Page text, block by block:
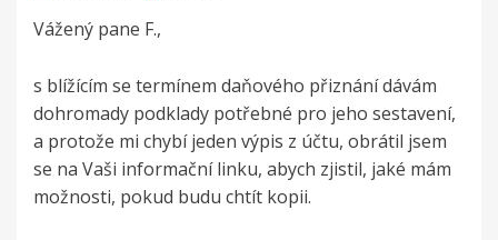
Vážený pane F.,
s blížícím se termínem daňového přiznání dávám
dohromady podklady potřebné pro jeho sestavení,
a protože mi chybí jeden výpis z účtu, obrátil jsem
se na Vaši informační linku, abych zjistil, jaké mám
možnosti, pokud budu chtít kopii.